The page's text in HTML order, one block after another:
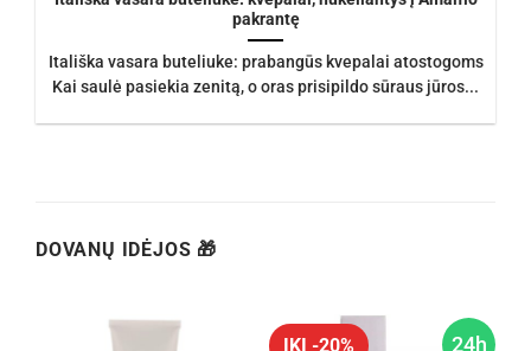
pakrantę
Itališka vasara buteliuke: prabangūs kvepalai atostogoms
Kai saulė pasiekia zenitą, o oras prisipildo sūraus jūros...
DOVANŲ IDĖJOS 🎁
24h
IKI -20%